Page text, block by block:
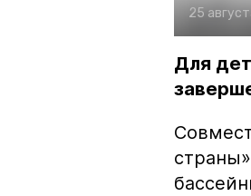
25
Для